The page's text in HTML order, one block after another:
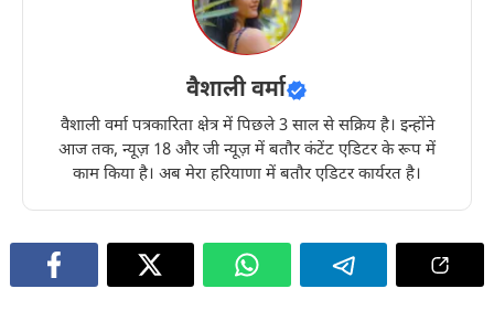
वैशाली वर्मा
वैशाली वर्मा पत्रकारिता क्षेत्र में पिछले 3 साल से सक्रिय है। इन्होंने
आज तक, न्यूज़ 18 और जी न्यूज़ में बतौर कंटेंट एडिटर के रूप में
काम किया है। अब मेरा हरियाणा में बतौर एडिटर कार्यरत है।